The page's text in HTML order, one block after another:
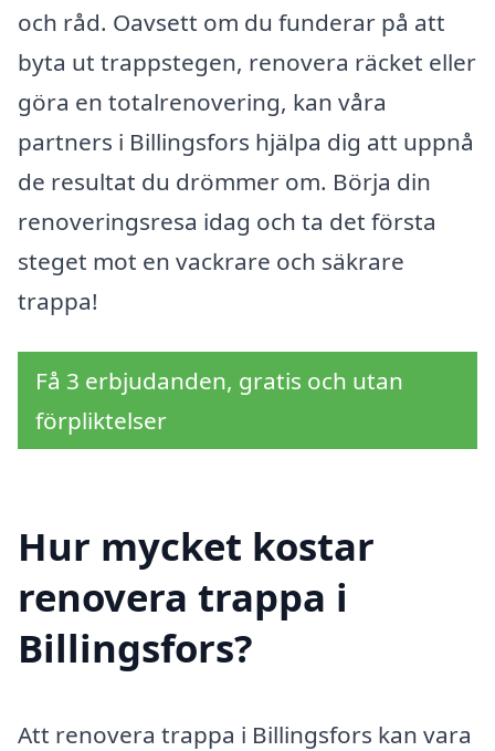
och råd. Oavsett om du funderar på att
byta ut trappstegen, renovera räcket eller
göra en totalrenovering, kan våra
partners i Billingsfors hjälpa dig att uppnå
de resultat du drömmer om. Börja din
renoveringsresa idag och ta det första
steget mot en vackrare och säkrare
trappa!
Få 3 erbjudanden, gratis och utan
förpliktelser
Hur mycket kostar
renovera trappa i
Billingsfors?
Att renovera trappa i Billingsfors kan vara